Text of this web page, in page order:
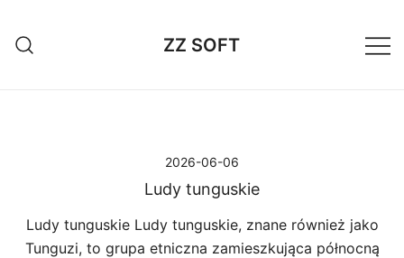
treści
ZZ SOFT
2026-06-06
Ludy tunguskie
Ludy tunguskie Ludy tunguskie, znane również jako
Tunguzi, to grupa etniczna zamieszkująca północną